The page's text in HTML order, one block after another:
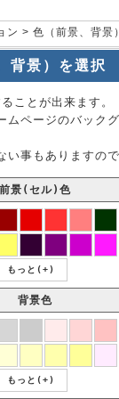
ン > 色（前景、背景
背景）を選択
ことが出来ます。
ページのバック
事もありますの
前景(セル)色
もっと(+)
背景色
もっと(+)